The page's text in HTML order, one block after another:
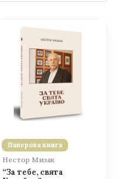
Паперова книга
Нестор Мизак
“За тебе, свята